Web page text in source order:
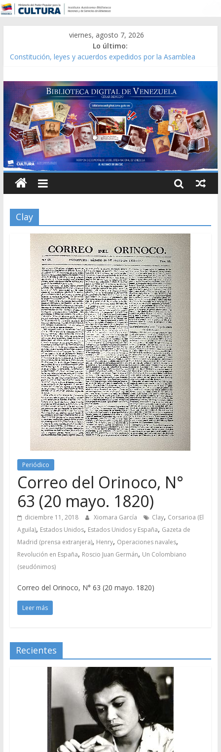
viernes, agosto 7, 2026
Lo último:
Constitución, leyes y acuerdos expedidos por la Asamblea
Modesta Bor Sánchez [material gráfico]
Gaceta Oficial de la República de Venezuela año CXXXIII Mes V,
Caracas 09 de marzo de 2006 N° 38.394
Catálogo temático de obras de Modesta Bor
Clay
Periódico
Correo del Orinoco, N°
63 (20 mayo. 1820)
diciembre 11, 2018 Xiomara García Clay, Corsarioa (El
Aguila), Estados Unidos, Estados Unidos y España, Gazeta de
Madrid (prensa extranjera), Henry, Operaciones navales,
Revolución en España, Roscio Juan Germán, Un Colombiano
(seudónimos)
Correo del Orinoco, N° 63 (20 mayo. 1820)
Leer más
Recientes